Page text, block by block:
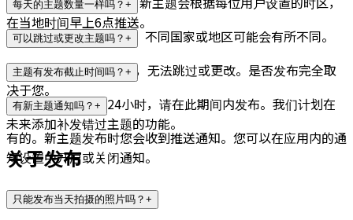
在当地时间早上6点推送。
每天的主题数量一样吗？ +
通常每天发布一个主题。不同国家或地区可能会有所不同。
可以跳过或更改主题吗？ +
主题由SnooQ团队决定，无法跳过或更改。是否发布完全取
决于您。
主题有发布截止时间吗？ +
每个主题有效期为24小时，请在此期间内发布。我们计划在
未来添加补发错过主题的功能。
有新主题通知吗？ +
有的。新主题发布时您会收到推送通知。您可以在应用内的通
知设置中开启或关闭通知。
关于发布
只能发布当天拍摄的照片吗？ +